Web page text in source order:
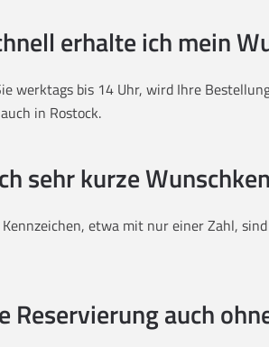
erhalte ich mein
werktags bis 14 Uhr, wird Ihre
in Rostock.
sehr kurze
etwa mit nur einer Zahl,
Reservierung auch